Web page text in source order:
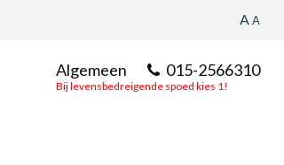
AA
Algemeen 015-2566310
Bij levensbedreigende spoed kies 1!